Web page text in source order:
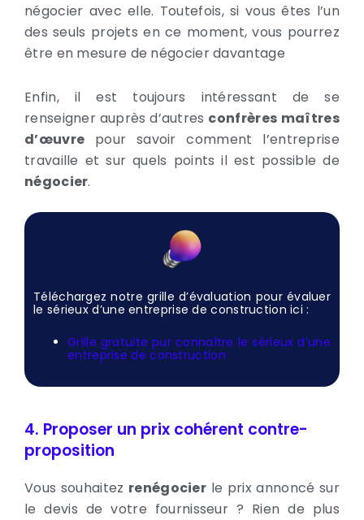
négocier avec elle. Toutefois, si vous êtes l’un
des seuls projets en ce moment, vous pourrez
être en mesure de négocier davantage
Enfin, il est toujours intéressant de se
renseigner auprès d’autres confrères maîtres
d’œuvre pour savoir comment l’entreprise
travaille et sur quels points il est possible de
négocier.
Téléchargez notre grille d’évaluation pour évaluer
le sérieux d’une entreprise de construction ici :
Grille gratuite pur connaître le sérieux d’une
entreprise de construction
4. Proposer un prix cohérent contre-
proposition
Vous souhaitez renégocier le prix annoncé sur
le devis de votre fournisseur ? Rien de plus